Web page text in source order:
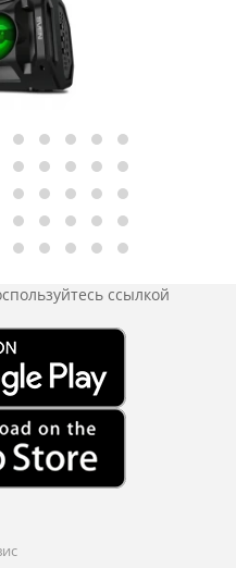
ссылкой